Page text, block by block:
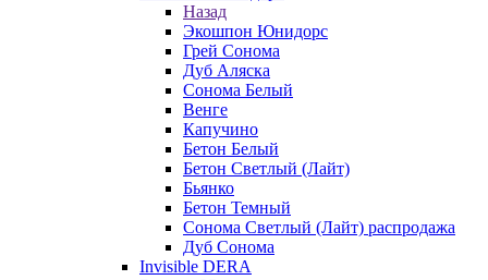
Назад
Экошпон Юнидорс
Грей Сонома
Дуб Аляска
Сонома Белый
Венге
Капучино
Бетон Белый
Бетон Светлый (Лайт)
Бьянко
Бетон Темный
Сонома Светлый (Лайт) распродажа
Дуб Сонома
Invisible DERA